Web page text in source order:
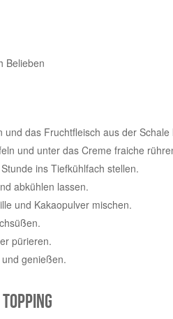
Belieben
und das Fruchtfleisch aus der Schale
und unter das Creme fraiche
ins Tiefkühlfach stellen.
abkühlen lassen.
und Kakaopulver mischen.
pürieren.
genießen.